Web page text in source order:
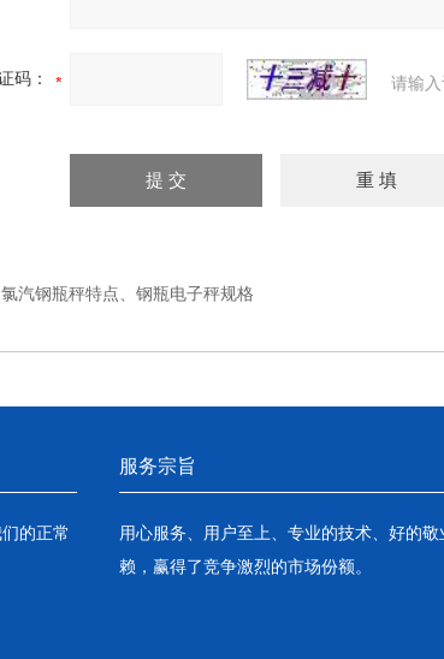
码： 请输
氯汽钢瓶秤特点、钢瓶电子秤规格
的正常
服务宗旨
用心服务、用户至上、专业的技术、好的
赖，赢得了竞争激烈的市场份额。